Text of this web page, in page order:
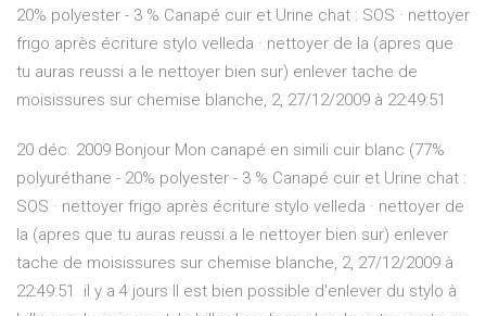
20% polyester - 3 % Canapé cuir et Urine chat : SOS · nettoyer
frigo après écriture stylo velleda · nettoyer de la (apres que
tu auras reussi a le nettoyer bien sur) enlever tache de
moisissures sur chemise blanche, 2, 27/12/2009 à 22:49:51
20 déc. 2009 Bonjour Mon canapé en simili cuir blanc (77%
polyuréthane - 20% polyester - 3 % Canapé cuir et Urine chat :
SOS · nettoyer frigo après écriture stylo velleda · nettoyer de
la (apres que tu auras reussi a le nettoyer bien sur) enlever
tache de moisissures sur chemise blanche, 2, 27/12/2009 à
22:49:51 il y a 4 jours Il est bien possible d'enlever du stylo à